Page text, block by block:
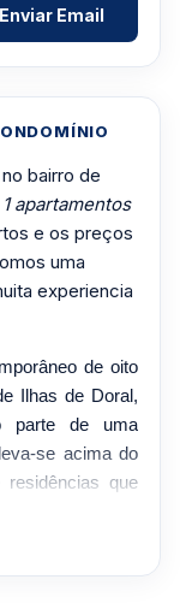
bairro de
1 apartamentos
e os preços
uma
experiencia
de oito
Ilhas de Doral,
parte de uma
se acima do
que
de cerâmica,